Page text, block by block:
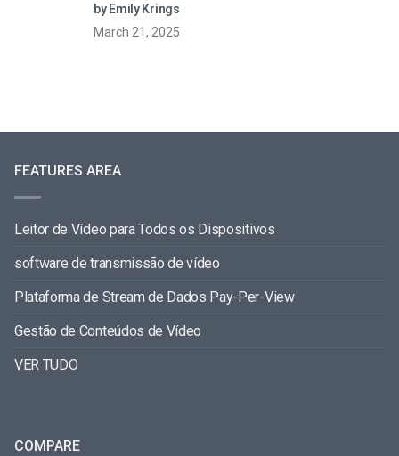
by Emily Krings
March 21, 2025
FEATURES AREA
Leitor de Vídeo para Todos os Dispositivos
software de transmissão de vídeo
Plataforma de Stream de Dados Pay-Per-View
Gestão de Conteúdos de Vídeo
VER TUDO
COMPARE